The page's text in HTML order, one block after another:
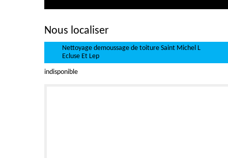
Nous localiser
Nettoyage demoussage de toiture Saint Michel L
Ecluse Et Lep
indisponible